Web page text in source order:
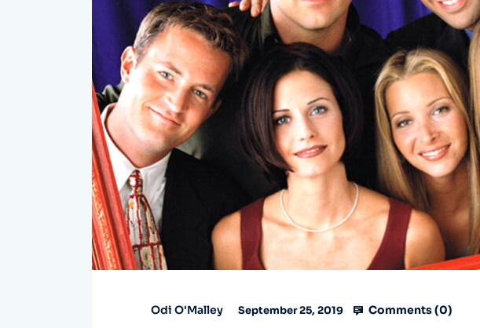
Odi O'Malley September 25, 2019 Comments (0)